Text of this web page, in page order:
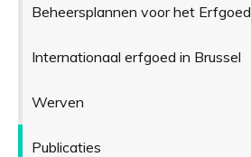
Beheersplannen voor het Erfgoed
Internationaal erfgoed in Brussel
Werven
Publicaties